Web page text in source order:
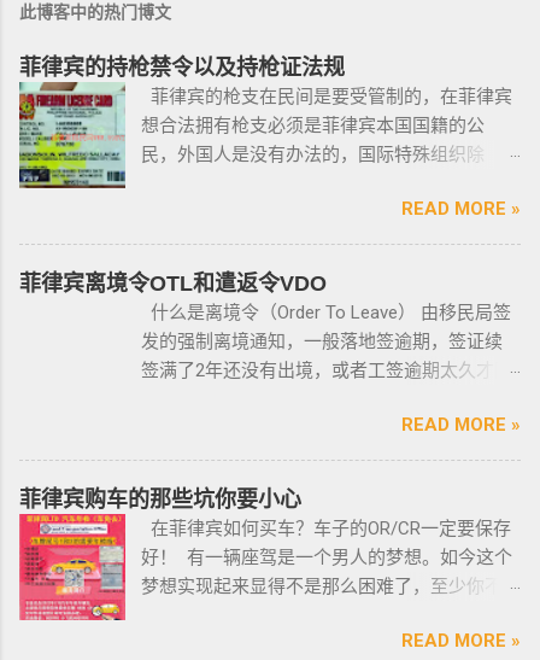
此博客中的热门博文
菲律宾的持枪禁令以及持枪证法规
菲律宾的枪支在民间是要受管制的，在菲律宾
想合法拥有枪支必须是菲律宾本国国籍的公
民，外国人是没有办法的，国际特殊组织除
格，例如，枪支的所有权，由菲律宾国家警察
局的枪支和爆炸物部门监管，该部门先进行背
景调查，再向申请人发放枪支许可证，如果想
获得枪支，这个审核的过程是必不可少的。 在
菲律宾申请合法持有枪支，申请人必须年满21
岁，并且通过背景调查，才能获得持有执照。
申请过程还包括通过药物测试丶获得法庭许可
丶精神病学检查丶国家警察许可丶参加菲律宾
宾的相关法律，一些行业的从业人员如律师丶
菲律宾律师协会的成员丶注册会计师丶有资质
的媒体从业人员丶出纳丶银行柜员丶天主教神
父丶基督教牧师丶犹太教拉比丶伊斯兰教阿訇
小型枪械，原因是他们的职业“岌岌可危”。 只有
READ MORE »
菲律宾离境令OTL和遣返令VDO
什么是离境令（Order To Leave） 由移民局签
发的强制离境通知，一般落地签逾期，签证续
签满了2年还没有出境，或者工签逾期太久才降
工签，47a(2)签证，降签之后，也是带离境令
的，移民局要求必须离境。 多数情况下，被发
离境令，只要在规定时间内离开菲律宾，是不
会上移民局黑名单的。想了解更多最新信息欢
迎联系和咨询我们，微信：BGC998 电报
@BGC998 Whats app：+63 912-0912-222 电
话：0912-0912-222 优先使用TG免验证，咨询
请主动告知咨询项目，菲律宾MAKATI 实体公
READ MORE »
菲律宾购车的那些坑你要小心
在菲律宾如何买车？车子的OR/CR一定要保存
好！ 有一辆座驾是一个男人的梦想。如今这个
梦想实现起来显得不是那么困难了，至少你不
律宾就可以买一辆代步车，所以此贴仅供预算
READ MORE »